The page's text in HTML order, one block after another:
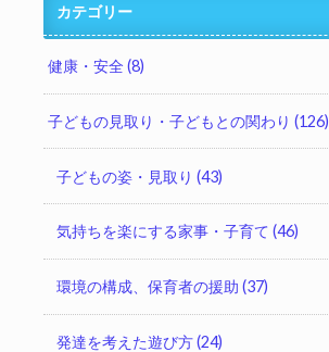
カテゴリー
健康・安全(8)
子どもの見取り・子どもとの関わり(126)
子どもの姿・見取り (43)
気持ちを楽にする家事・子育て (46)
環境の構成、保育者の援助 (37)
発達を考えた遊び方(24)